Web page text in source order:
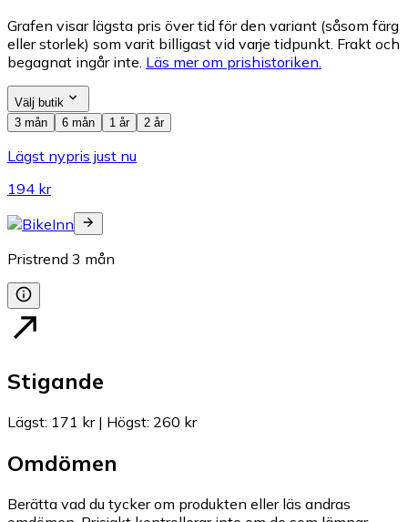
Grafen visar lägsta pris över tid för den variant (såsom färg
eller storlek) som varit billigast vid varje tidpunkt. Frakt och
begagnat ingår inte. Läs mer om prishistoriken.
Välj butik
3 mån
6 mån 1 år 2 år
Lägst nypris just nu
194 kr
Pristrend 3 mån
Stigande
Lägst: 171 kr| Högst: 260 kr
Omdömen
Berätta vad du tycker om produkten eller läs andras